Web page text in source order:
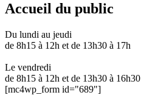
Accueil du public
Du lundi au jeudi
de 8h15 à 12h et de 13h30 à 17h
Le vendredi
de 8h15 à 12h et de 13h30 à 16h30
[mc4wp_form id="689"]